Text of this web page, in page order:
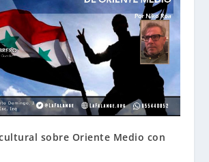
sobre Oriente Medio con